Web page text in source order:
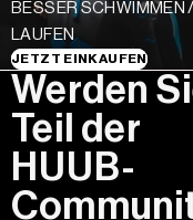
BESSER SCHWIMMEN
LAUFEN
JETZT EINKAUFEN
Werden
Teil der
HUUB-